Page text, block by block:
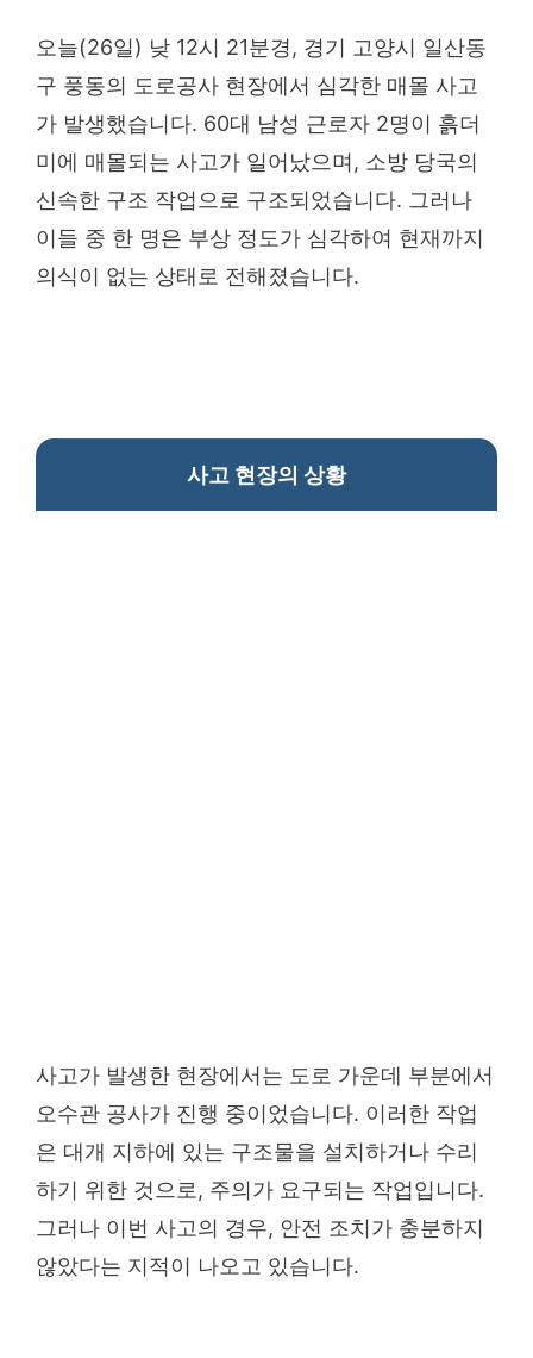
오늘(26일) 낮 12시 21분경, 경기 고양시 일산동
구 풍동의 도로공사 현장에서 심각한 매몰 사고
가 발생했습니다. 60대 남성 근로자 2명이 흙더
미에 매몰되는 사고가 일어났으며, 소방 당국의
신속한 구조 작업으로 구조되었습니다. 그러나
이들 중 한 명은 부상 정도가 심각하여 현재까지
의식이 없는 상태로 전해졌습니다.
사고 현장의 상황
사고가 발생한 현장에서는 도로 가운데 부분에서
오수관 공사가 진행 중이었습니다. 이러한 작업
은 대개 지하에 있는 구조물을 설치하거나 수리
하기 위한 것으로, 주의가 요구되는 작업입니다.
그러나 이번 사고의 경우, 안전 조치가 충분하지
않았다는 지적이 나오고 있습니다.